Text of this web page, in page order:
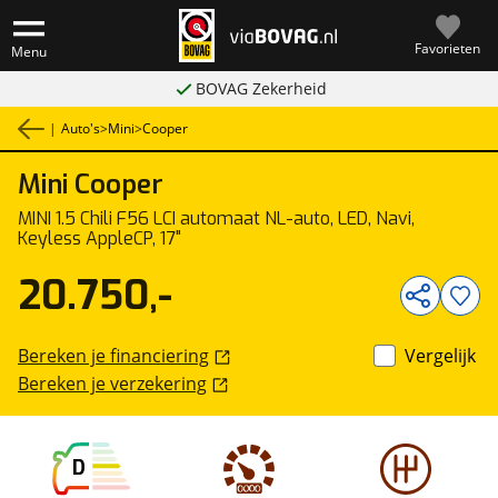
Menu Favorieten
BOVAG Zekerheid
| Auto's>Mini>Cooper
Mini Cooper
MINI 1.5 Chili F56 LCI automaat NL-auto, LED, Navi,
Keyless AppleCP, 17"
D
20.750,-
Bereken je financiering
Bereken je verzekering
Vergelijk